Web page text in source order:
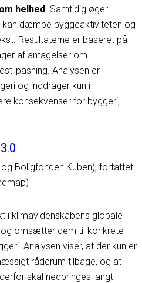
helhed. Samtidig øger
dæmpe byggeaktiviteten og
Resultaterne er baseret på
af antagelser om
Analysen er
og inddrager kun i
konsekvenser for byggeri,
Boligfonden Kuben), forfattet
i klimavidenskabens globale
og omsætter dem til konkrete
Analysen viser, at der kun er
råderum tilbage, og at
skal nedbringes langt